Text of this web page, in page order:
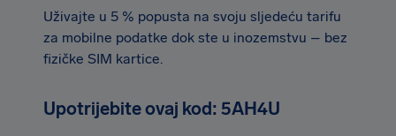
Uživajte u 5 % popusta na svoju sljedeću tarifu
za mobilne podatke dok ste u inozemstvu – bez
fizičke SIM kartice.
Upotrijebite ovaj kod: 5AH4U